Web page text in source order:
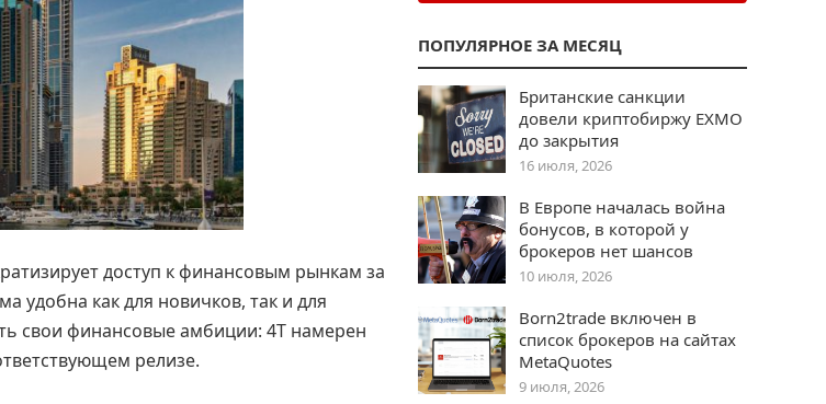
доступ к финансовым рынкам за
удобна как для новичков, так и для
свои финансовые амбиции: 4Т намерен
релизе.
ПОПУЛЯРНОЕ ЗА МЕСЯЦ
Британские санкции
довели криптобиржу EXMO
до закрытия
16 июля, 2026
В Европе началась война
бонусов, в которой у
брокеров нет шансов
10 июля, 2026
Born2trade включен в
список брокеров на сайтах
MetaQuotes
9 июля, 2026